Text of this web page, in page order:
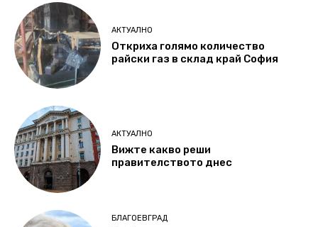
АКТУАЛНО
Откриха голямо количество
райски газ в склад край София
АКТУАЛНО
Вижте какво реши
правителството днес
БЛАГОЕВГРАД